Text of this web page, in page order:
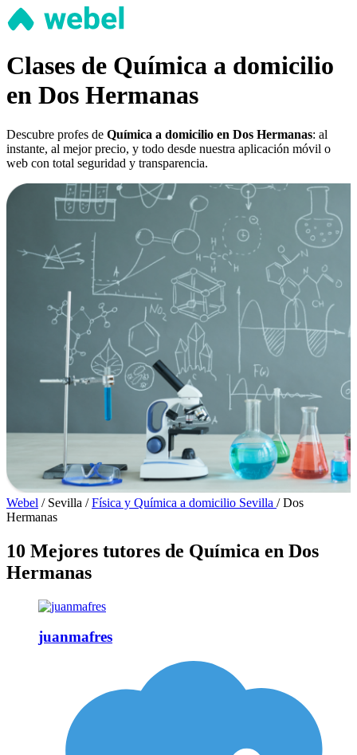
Clases de Química a domicilio
en Dos Hermanas
Descubre profes de Química a domicilio en Dos Hermanas: al
instante, al mejor precio, y todo desde nuestra aplicación móvil o
web con total seguridad y transparencia.
Webel / Sevilla / Física y Química a domicilio Sevilla / Dos
Hermanas
10 Mejores tutores de Química en Dos
Hermanas
juanmafres